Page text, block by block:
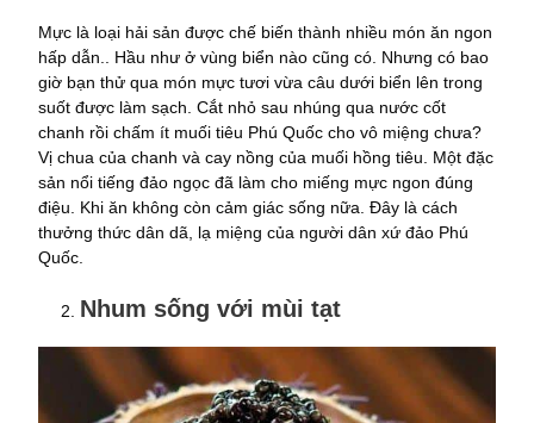
Mực là loại hải sản được chế biến thành nhiều món ăn ngon
hấp dẫn.. Hầu như ở vùng biển nào cũng có. Nhưng có bao
giờ bạn thử qua món mực tươi vừa câu dưới biển lên trong
suốt được làm sạch. Cắt nhỏ sau nhúng qua nước cốt
chanh rồi chấm ít muối tiêu Phú Quốc cho vô miệng chưa?
Vị chua của chanh và cay nồng của muối hồng tiêu. Một đặc
sản nổi tiếng đảo ngọc đã làm cho miếng mực ngon đúng
điệu. Khi ăn không còn cảm giác sống nữa. Đây là cách
thưởng thức dân dã, lạ miệng của người dân xứ đảo Phú
Quốc.
Nhum sống với mùi tạt